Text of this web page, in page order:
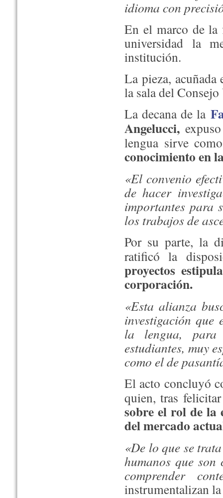
idioma con
En el marco de la
universidad la
institución.
La pieza, acuñada
la sala del
La decana de la
Angelucci,
lengua sirve
conocimiento en
«El convenio
de hacer
importantes para
los trabajos de
Por su parte, la
ratificó la
proyectos
corporación.
«Esta alianza
investigación que
la lengua, para
estudiantes, muy
como el de
El acto concluyó
quien, tras
sobre el rol de la
del mercado
«De lo que se
humanos que son
comprender
instrumentalizan